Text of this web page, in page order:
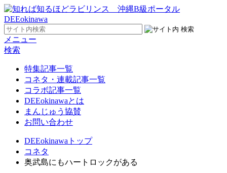
メニュー
検索
特集記事一覧
コネタ・連載記事一覧
コラボ記事一覧
DEEokinawaとは
まんじゅう協賛
お問い合わせ
DEEokinawaトップ
コネタ
奥武島にもハートロックがある